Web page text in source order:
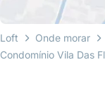
Loft Onde morar
Condomínio Vila Das